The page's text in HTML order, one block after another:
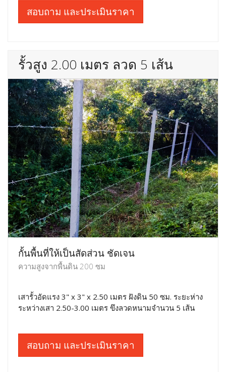
สอบถาม และประเมินราคา
รั้วสูง 2.00 เมตร ลวด 5 เส้น
กั้นพื้นที่ให้เป็นสัดส่วน ชัดเจน
ความสูงจากพื้นดิน 200 ซม
เสารั้วอัดแรง 3" x 3" x 2.50 เมตร ฝังดิน 50 ซม. ระยะห่าง
ระหว่างเสา 2.50-3.00 เมตร ขึงลวดหนามจำนวน 5 เส้น
สอบถาม และประเมินราคา